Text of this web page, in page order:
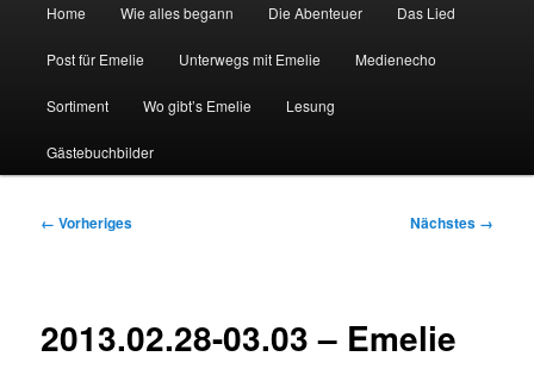
Home Wie alles begann Die Abenteuer Das Lied
Post für Emelie Unterwegs mit Emelie Medienecho
Sortiment Wo gibt’s Emelie Lesung
Gästebuchbilder
Bilder-
← Vorheriges Nächstes →
2013.02.28-03.03 – Emelie